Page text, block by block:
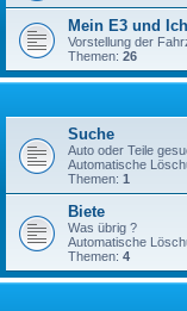
Mein E3 und Ich
Vorstellung der
Themen: 26
Suche
Auto oder Teile
Automatische
Themen: 1
Biete
Was übrig ?
Automatische
Themen: 4